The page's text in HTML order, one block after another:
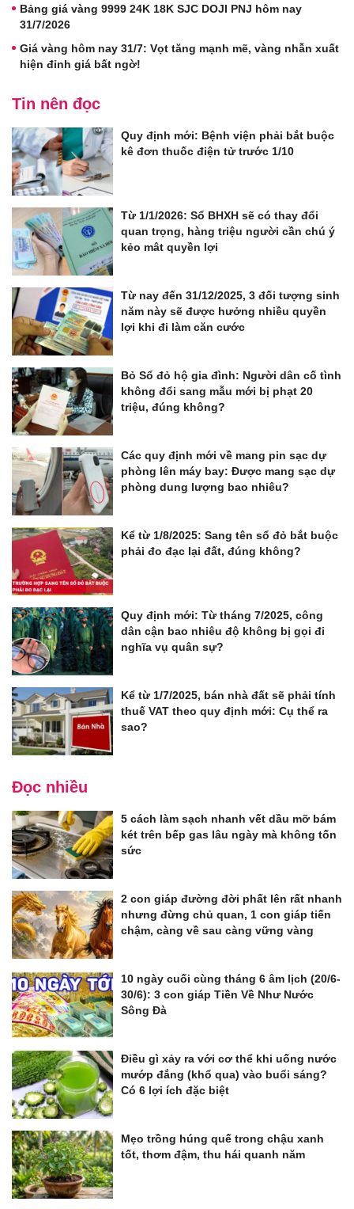
Bảng giá vàng 9999 24K 18K SJC DOJI PNJ hôm nay
31/7/2026
Giá vàng hôm nay 31/7: Vọt tăng mạnh mẽ, vàng nhẫn xuất
hiện đỉnh giá bất ngờ!
Tin nên đọc
Quy định mới: Bệnh viện phải bắt buộc
kê đơn thuốc điện tử trước 1/10
Từ 1/1/2026: Sổ BHXH sẽ có thay đổi
quan trọng, hàng triệu người cần chú ý
kẻo mât quyền lợi
Từ nay đến 31/12/2025, 3 đối tượng sinh
năm này sẽ được hưởng nhiều quyền
lợi khi đi làm căn cước
Bỏ Sổ đỏ hộ gia đình: Người dân cố tình
không đổi sang mẫu mới bị phạt 20
triệu, đúng không?
Các quy định mới về mang pin sạc dự
phòng lên máy bay: Được mang sạc dự
phòng dung lượng bao nhiêu?
Kể từ 1/8/2025: Sang tên sổ đỏ bắt buộc
phải đo đạc lại đất, đúng không?
Quy định mới: Từ tháng 7/2025, công
dân cận bao nhiêu độ không bị gọi đi
nghĩa vụ quân sự?
Kể từ 1/7/2025, bán nhà đất sẽ phải tính
thuế VAT theo quy định mới: Cụ thể ra
sao?
Đọc nhiều
5 cách làm sạch nhanh vết dầu mỡ bám
két trên bếp gas lâu ngày mà không tốn
sức
2 con giáp đường đời phất lên rất nhanh
nhưng đừng chủ quan, 1 con giáp tiến
chậm, càng về sau càng vững vàng
10 ngày cuối cùng tháng 6 âm lịch (20/6-
30/6): 3 con giáp Tiền Về Như Nước
Sông Đà
Điều gì xảy ra với cơ thể khi uống nước
mướp đắng (khổ qua) vào buổi sáng?
Có 6 lợi ích đặc biệt
Mẹo trồng húng quế trong chậu xanh
tốt, thơm đậm, thu hái quanh năm